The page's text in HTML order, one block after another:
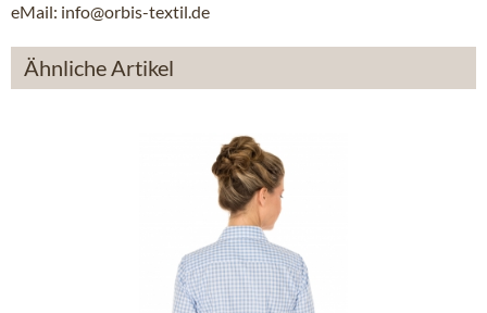
eMail: info@orbis-textil.de
Ähnliche Artikel